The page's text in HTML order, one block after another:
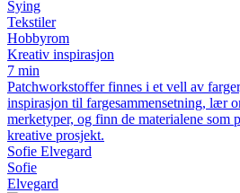
Sying
Tekstiler
Hobbyrom
Kreativ inspirasjon
7 min
Patchworkstoffer finnes i et vell av
inspirasjon til fargesammensetning, lær
merketyper, og finn de materialene som
kreative prosjekt.
Sofie Elvegard
Sofie
Elvegard